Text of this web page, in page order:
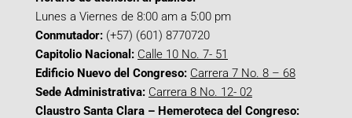
Lunes a Viernes de 8:00 am a 5:00 pm
Conmutador: (+57) (601) 8770720
Capitolio Nacional: Calle 10 No. 7- 51
Edificio Nuevo del Congreso: Carrera 7 No. 8 – 68
Sede Administrativa: Carrera 8 No. 12- 02
Claustro Santa Clara – Hemeroteca del Congreso: